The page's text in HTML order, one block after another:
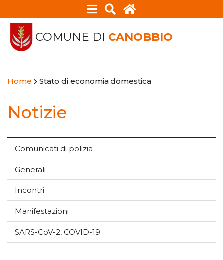
COMUNE DI CANOBBIO
Home Stato di economia domestica
Notizie
Comunicati di polizia
Generali
Incontri
Manifestazioni
SARS-CoV-2, COVID-19